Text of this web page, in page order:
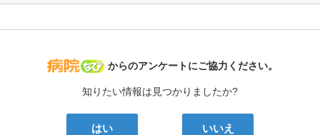
病院なび
からのアンケートにご協力ください。
知りたい情報は見つかりましたか?
はい いいえ